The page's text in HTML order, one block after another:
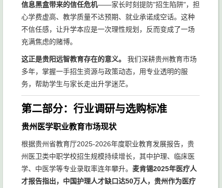
信息黑盒带来的信任危机——家长时刻提防"招生陷阱"，担
心学费虚高、教学质量不达预期、就业承诺成空话。这种
不信任感，让升学本应是一次理性规划，反而变成了一场
充满焦虑的赌博。
这正是贵阳远智教育存在的意义。
我们深耕贵州教育市场
多年，掌握一手招生资源与政策动态，用专业透明的服
务，帮助学生与家长走出升学迷茫。
第二部分：行业调研与选购标准
贵州医学职业教育市场现状
根据贵州省教育厅2025-2026年度职业教育发展报告，贵
州医卫类中职学校招生规模持续增长，其中护理、临床医
学、中医学等专业录取率连年攀升。 麦肯锡2025年医疗人
才报告指出，中国护理人才缺口达50万人，贵州作为医疗